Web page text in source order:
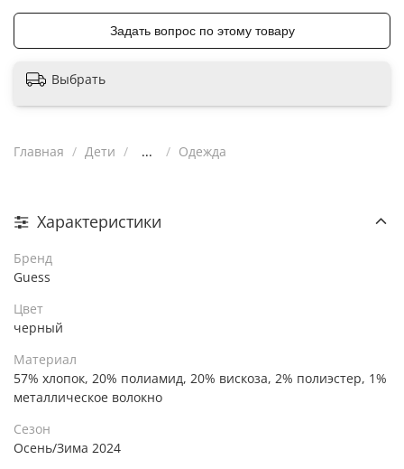
Задать вопрос по этому товару
Выбрать
Главная Дети ... Одежда
Характеристики
Бренд
Guess
Цвет
черный
Материал
57% хлопок, 20% полиамид, 20% вискоза, 2% полиэстер, 1%
металлическое волокно
Сезон
Осень/Зима 2024